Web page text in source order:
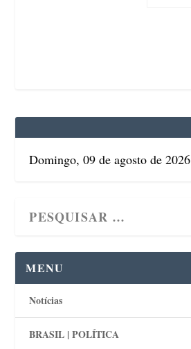
Domingo, 09 de agosto de 2026
MENU
Notícias
BRASIL | POLÍTICA